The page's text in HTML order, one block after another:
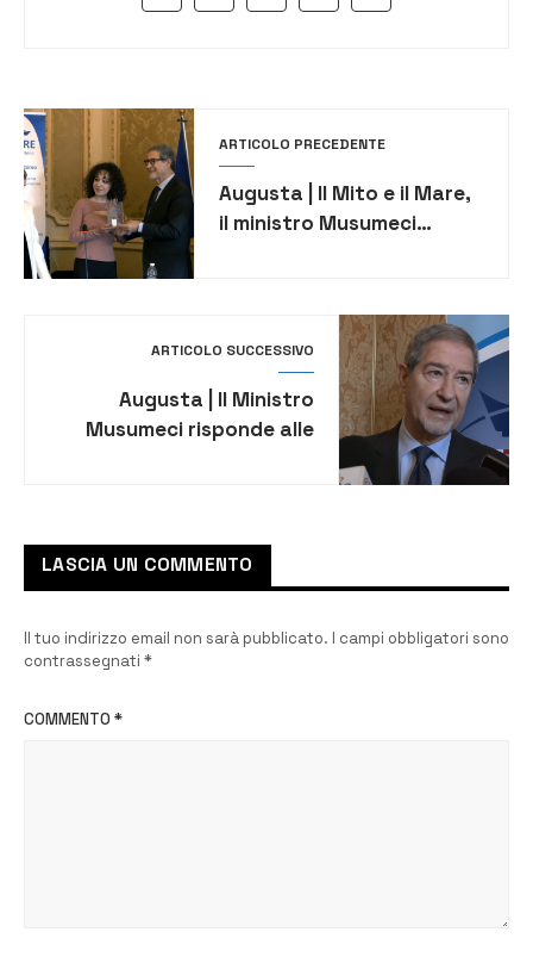
ARTICOLO PRECEDENTE
Augusta | Il Mito e il Mare,
il ministro Musumeci
ARTICOLO SUCCESSIVO
Augusta | Il Ministro
Musumeci risponde alle
LASCIA UN COMMENTO
Il tuo indirizzo email non sarà pubblicato. I campi obbligatori sono
contrassegnati *
COMMENTO *